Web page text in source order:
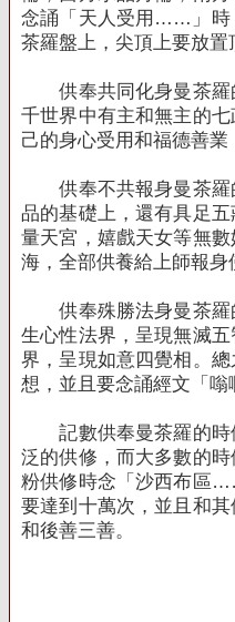
念誦「天人受用……」時
茶羅盤上，尖頂上要放置
供奉共同化身曼茶羅
千世界中有主和無主的
己的身心受用和福德善業
供奉不共報身曼茶羅
品的基礎上，還有具足
量天宮，嬉戲天女等無
海，全部供養給上師報身
供奉殊勝法身曼茶羅
生心性法界，呈現無滅
界，呈現如意四覺相。
想，並且要念誦經文「
記數供奉曼茶羅的時
泛的供修，而大多數的
粉供修時念「沙西布區
要達到十萬次，並且和
和後善三善。